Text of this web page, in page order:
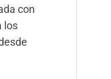
con
los